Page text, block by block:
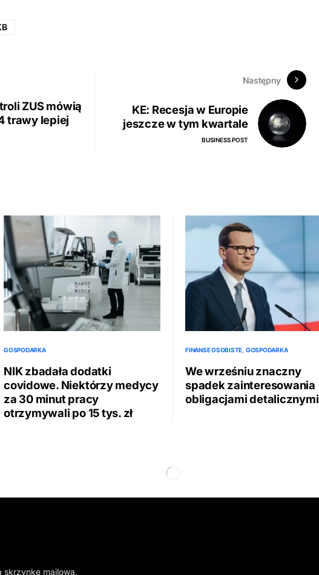
ZUS mówią
trawy lepiej
Następny
KE: Recesja w Europie
jeszcze w tym kwartale
BUSINESS POST
GOSPODARKA
NIK zbadała dodatki
covidowe. Niektórzy medycy
za 30 minut pracy
otrzymywali po 15 tys. zł
FINANSE OSOBISTE GOSPODARKA
We wrześniu znaczny
spadek zainteresowania
obligacjami detalicznymi
skrzynkę mailową.